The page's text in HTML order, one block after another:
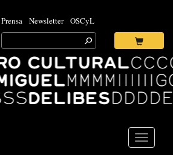
Prensa Newsletter OSCyL
Search
for:
Ok
Toggle